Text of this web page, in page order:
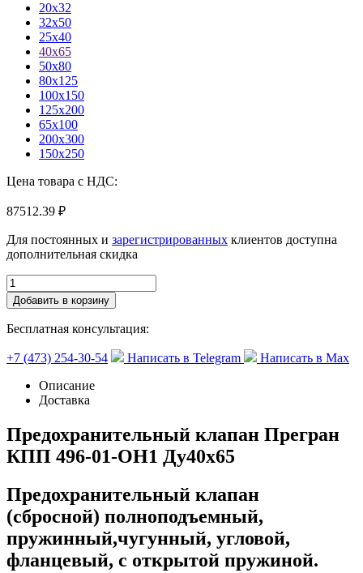
20х32
32х50
25х40
40х65
50х80
80х125
100х150
125х200
65х100
200х300
150х250
Цена товара с НДС:
87512.39 ₽
Для постоянных и зарегистрированных клиентов доступна
дополнительная скидка
Добавить в корзину
Бесплатная консультация:
+7 (473) 254-30-54 Написать в Telegram
Написать в Max
Описание
Доставка
Предохранительный клапан Прегран
КПП 496-01-ОН1 Ду40х65
Предохранительный клапан
(сбросной) полноподъемный,
пружинный,чугунный, угловой,
фланцевый, с открытой пружиной.